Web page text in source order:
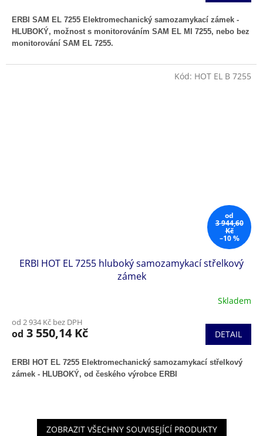
ERBI SAM EL 7255 Elektromechanický samozamykací zámek -
HLUBOKÝ, možnost s monitorováním SAM EL MI 7255, nebo bez
monitorování SAM EL 7255.
od
3 944,60
Kč
–10 %
ERBI HOT EL 7255 hluboký samozamykací střelkový
zámek
Skladem
od 2 934 Kč bez DPH
od 3 550,14 Kč DETAIL
ERBI HOT EL 7255 Elektromechanický samozamykací střelkový
zámek - HLUBOKÝ, od českého výrobce ERBI
Kód: HOT EL B 7255
ZOBRAZIT VŠECHNY SOUVISEJÍCÍ PRODUKTY